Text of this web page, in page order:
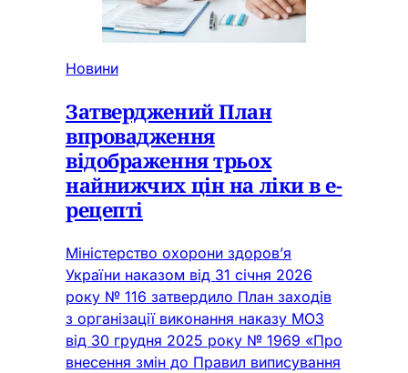
Новини
Затверджений План
впровадження
відображення трьох
найнижчих цін на ліки в е-
рецепті
Міністерство охорони здоровʼя
України наказом від 31 січня 2026
року № 116 затвердило План заходів
з організації виконання наказу МОЗ
від 30 грудня 2025 року № 1969 «Про
внесення змін до Правил виписування